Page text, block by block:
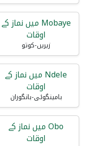
Mobaye میں نماز کے
اوقات
زیریں-کوتو
Ndele میں نماز کے
اوقات
بامینگوئی-بانگوران
Obo میں نماز کے
اوقات